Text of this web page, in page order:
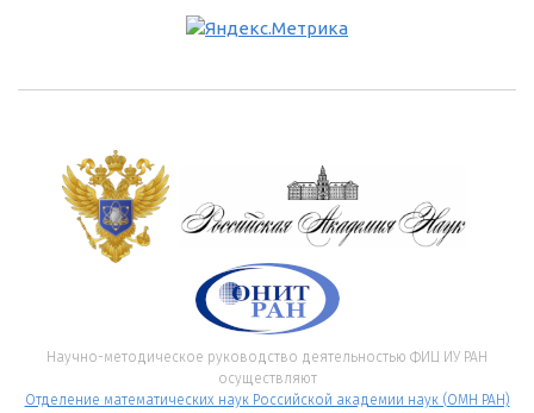
Научно-методическое руководство деятельностью ФИЦ ИУ РАН
осуществляют
Отделение математических наук Российской академии наук (ОМН РАН)